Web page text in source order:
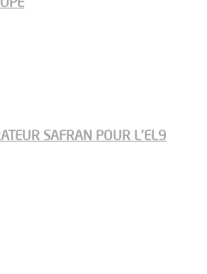
SAFRAN POUR L’EL9